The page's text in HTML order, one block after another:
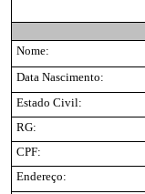
Nome:
Data Nascimento:
Estado Civil:
RG:
CPF:
Endereço: